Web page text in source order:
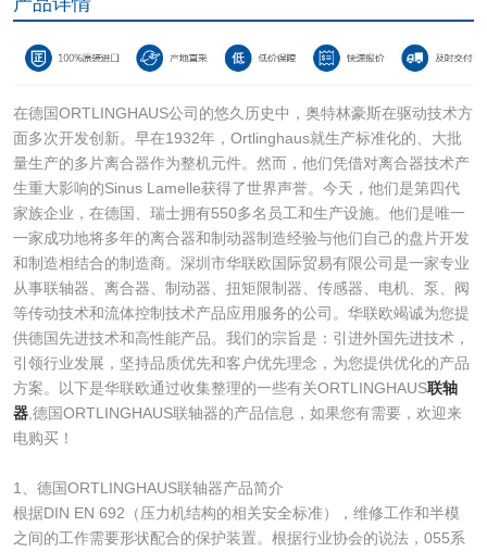
在德国ORTLINGHAUS公司的悠久历史中，奥特林豪斯在驱动技术方
面多次开发创新。早在1932年，Ortlinghaus就生产标准化的、大批
量生产的多片离合器作为整机元件。然而，他们凭借对离合器技术产
生重大影响的Sinus Lamelle获得了世界声誉。今天，他们是第四代
家族企业，在德国、瑞士拥有550多名员工和生产设施。他们是唯一
一家成功地将多年的离合器和制动器制造经验与他们自己的盘片开发
和制造相结合的制造商。深圳市华联欧国际贸易有限公司是一家专业
从事联轴器、离合器、制动器、扭矩限制器、传感器、电机、泵、阀
等传动技术和流体控制技术产品应用服务的公司。华联欧竭诚为您提
供德国先进技术和高性能产品。我们的宗旨是：引进外国先进技术，
引领行业发展，坚持品质优先和客户优先理念，为您提供优化的产品
方案。以下是华联欧通过收集整理的一些有关ORTLINGHAUS联轴
器,德国ORTLINGHAUS联轴器的产品信息，如果您有需要，欢迎来
电购买！
1、德国ORTLINGHAUS联轴器产品简介
根据DIN EN 692（压力机结构的相关安全标准），维修工作和半模
之间的工作需要形状配合的保护装置。根据行业协会的说法，055系